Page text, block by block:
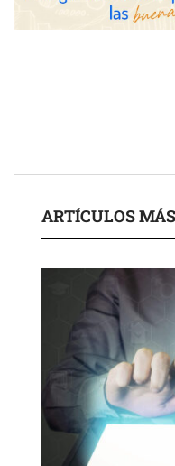
NOVA: innovación y
mano de Tormo Franquicias
ARTÍCULOS